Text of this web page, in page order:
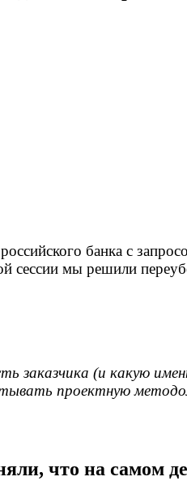
банка с
сессии мы решили
заказчика (и какую
проектную
что на самом